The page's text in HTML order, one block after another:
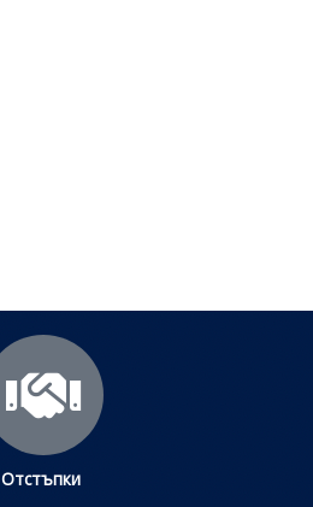
Отстъпки